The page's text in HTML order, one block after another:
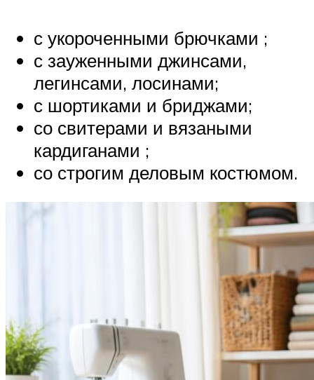
с укороченными брючками ;
с зауженными джинсами,
легинсами, лосинами;
с шортиками и бриджами;
со свитерами и вязаными
кардиганами ;
со строгим деловым костюмом.